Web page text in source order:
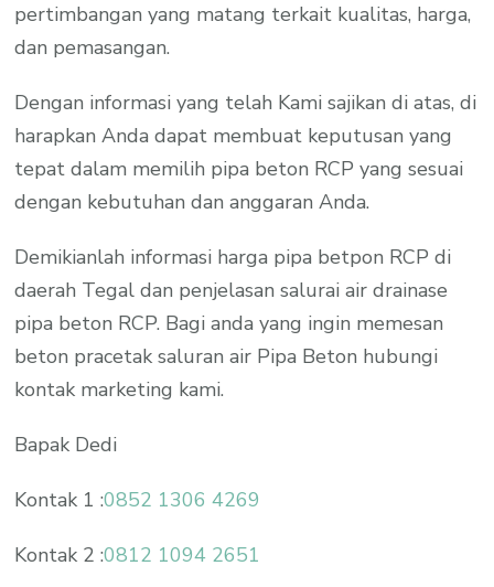
pertimbangan yang matang terkait kualitas, harga,
dan pemasangan.
Dengan informasi yang telah Kami sajikan di atas, di
harapkan Anda dapat membuat keputusan yang
tepat dalam memilih pipa beton RCP yang sesuai
dengan kebutuhan dan anggaran Anda.
Demikianlah informasi harga pipa betpon RCP di
daerah Tegal dan penjelasan salurai air drainase
pipa beton RCP. Bagi anda yang ingin memesan
beton pracetak saluran air Pipa Beton hubungi
kontak marketing kami.
Bapak Dedi
Kontak 1 :0852 1306 4269
Kontak 2 :0812 1094 2651